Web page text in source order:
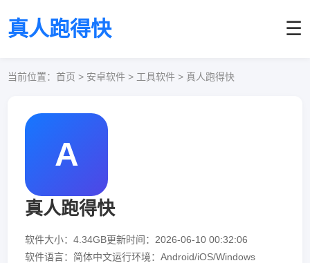
真人跑得快 ☰
当前位置：首页 > 安卓软件 > 工具软件 > 真人跑得快
A
真人跑得快
软件大小：4.34GB更新时间：2026-06-10 00:32:06
软件语言：简体中文运行环境：Android/iOS/Windows